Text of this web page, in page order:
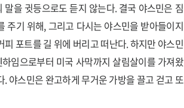
을 귓등으로도 듣지 않는다. 결국 야스민은 짐
주기 위해, 그리고 다시는 야스민을 받아들이지
포트를 길 위에 버리고 떠난다. 하지만 야스민
임으로부터 미국 사막까지 살림살이를 가져왔
야스민은 완고하게 무거운 가방을 끌고 걷고 또